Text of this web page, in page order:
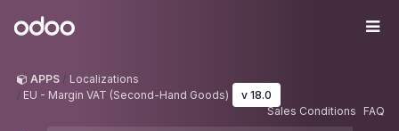
Odoo
APPS
Localizations
EU - Margin VAT (Second-Hand Goods)
v 18.0
Sales Conditions
FAQ